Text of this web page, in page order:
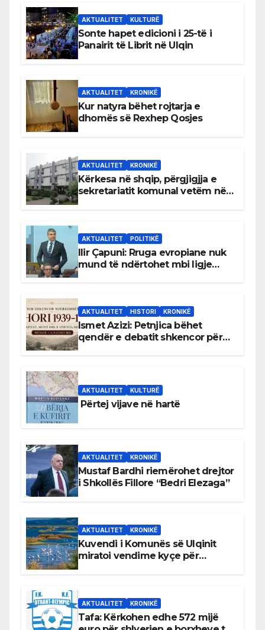
AKTUALITET KULTURË
Sonte hapet edicioni i 25-të i
Panairit të Librit në Ulqin
AKTUALITET KRONIKË
Kur natyra bëhet rojtarja e
dhomës së Rexhep Qosjes
AKTUALITET KRONIKË
Kërkesa në shqip, përgjigjja e
sekretariatit komunal vetëm në
AKTUALITET POLITIKË
Ilir Çapuni: Rruga evropiane nuk
mund të ndërtohet mbi ligje
AKTUALITET HISTORI KRONIKË
Ismet Azizi: Petnjica bëhet
qendër e debatit shkencor për
AKTUALITET KULTURË
Përtej vijave në hartë
AKTUALITET KRONIKË
Mustaf Bardhi riemërohet drejtor
i Shkollës Fillore “Bedri Elezaga”
AKTUALITET KRONIKË
Kuvendi i Komunës së Ulqinit
miratoi vendime kyçe për
AKTUALITET KRONIKË
Tafa: Kërkohen edhe 572 mijë